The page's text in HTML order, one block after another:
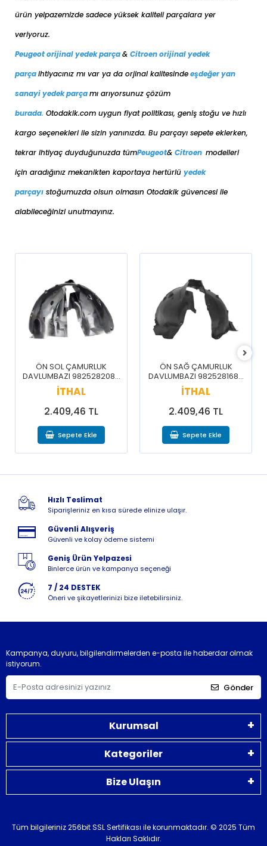
ürün yelpazemizde sadece yüksek kaliteli parçalara yer
veriyoruz.
Peugeot orijinal yedek parça& Citroen orijinal yedek
parçaihtiyacınız mı var ya da orjinal kalitesindeeşdeğeryan
sanayi yedek parçamı arıyorsunuz çözüm
burada. Otodakik.com uygun fiyat politikası, geniş stoğu ve hızlı
kargo seçenekleri ile sizin yanınızda. Bu parçayı sepete eklerken,
tekrar ihtiyaç duyduğunuzda tümPeugeot& Citroen modelleri
için aradığınız mekanikten kaportaya hertürlü yedek
parçayı stoğumuzda olsun olmasın Otodakik güvencesi ile
alabileceğinizi unutmayınız.
ÖN SOL ÇAMURLUK
DAVLUMBAZI 9825282080
/ 3008 5008 16-20
İTHAL
2.409,46 TL
Sepete Ekle
ÖN SAĞ ÇAMURLUK
DAVLUMBAZI 9825281680
/ 3008 5008 16-20
İTHAL
2.409,46 TL
Sepete Ekle
Hızlı Teslimat
Siparişleriniz en kısa sürede elinize ulaşır.
Güvenli Alışveriş
Güvenli ve kolay ödeme sistemi
Geniş Ürün Yelpazesi
Binlerce ürün ve kampanya seçeneği
7 / 24 DESTEK
Öneri ve şikayetlerinizi bize iletebilirsiniz.
Kampanya, duyuru, bilgilendirmelerden e-posta ile haberdar olmak
istiyorum.
Gönder
Kurumsal
Kategoriler
Bize Ulaşın
Tüm bilgileriniz 256bit SSL Sertifikası ile korunmaktadır. © 2025 Tüm
Hakları Saklıdır.